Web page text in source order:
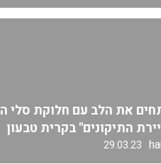
את הלב עם חלוקת סלי
התיקונים" בקרית טבעון
29.03.23